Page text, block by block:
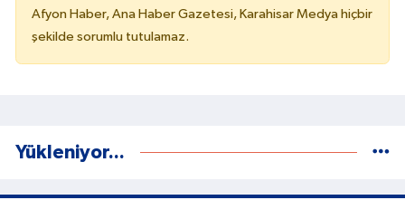
Afyon Haber, Ana Haber Gazetesi, Karahisar Medya hiçbir
şekilde sorumlu tutulamaz.
Yükleniyor...